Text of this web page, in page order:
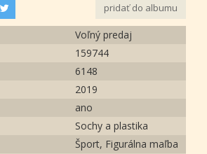
pridať do albumu
Voľný predaj
159744
6148
2019
ano
Sochy a plastika
Šport, Figurálna maľba